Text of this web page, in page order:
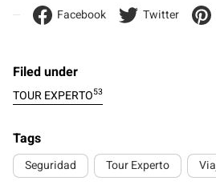
Facebook Twitter
Filed under
TOUR EXPERTO53
Tags
Seguridad Tour Experto